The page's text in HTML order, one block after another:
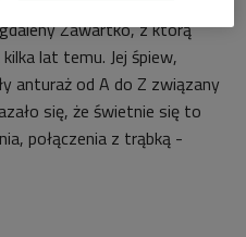
Zawartko, z którą
lat temu. Jej śpiew,
anturaż od A do Z związany
się, że świetnie się to
połączenia z trąbką -